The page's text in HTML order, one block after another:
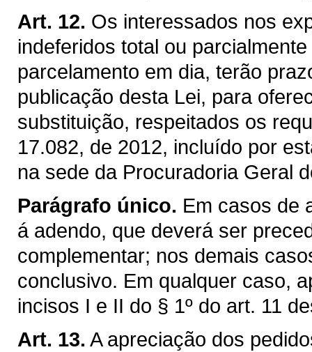
Art. 12. Os interessados nos
indeferidos total ou
parcelamento em dia, terão
publicação desta Lei, para
substituição, respeitados os
17.082, de 2012, incluído por
na sede da Procuradoria Geral
Parágrafo único. Em casos de
á adendo, que deverá ser
complementar; nos demais
conclusivo. Em qualquer caso,
incisos I e II do § 1º do art. 11
Art. 13. A apreciação dos